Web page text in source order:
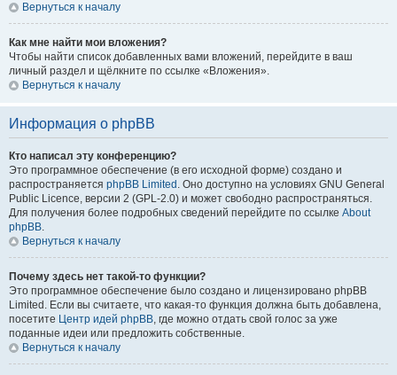
Вернуться к началу
Как мне найти мои вложения?
Чтобы найти список добавленных вами вложений, перейдите в ваш
личный раздел и щёлкните по ссылке «Вложения».
Вернуться к началу
Информация о phpBB
Кто написал эту конференцию?
Это программное обеспечение (в его исходной форме) создано и
распространяется phpBB Limited . Оно доступно на условиях GNU General
Public Licence, версии 2 (GPL-2.0) и может свободно распространяться.
Для получения более подробных сведений перейдите по ссылке About
phpBB.
Вернуться к началу
Почему здесь нет такой-то функции?
Это программное обеспечение было создано и лицензировано phpBB
Limited. Если вы считаете, что какая-то функция должна быть добавлена,
посетите Центр идей phpBB, где можно отдать свой голос за уже
поданные идеи или предложить собственные.
Вернуться к началу